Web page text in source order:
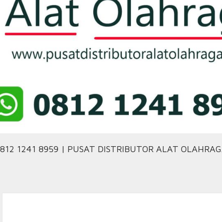
1241 8959 | PUSAT DISTRIBUTOR ALAT